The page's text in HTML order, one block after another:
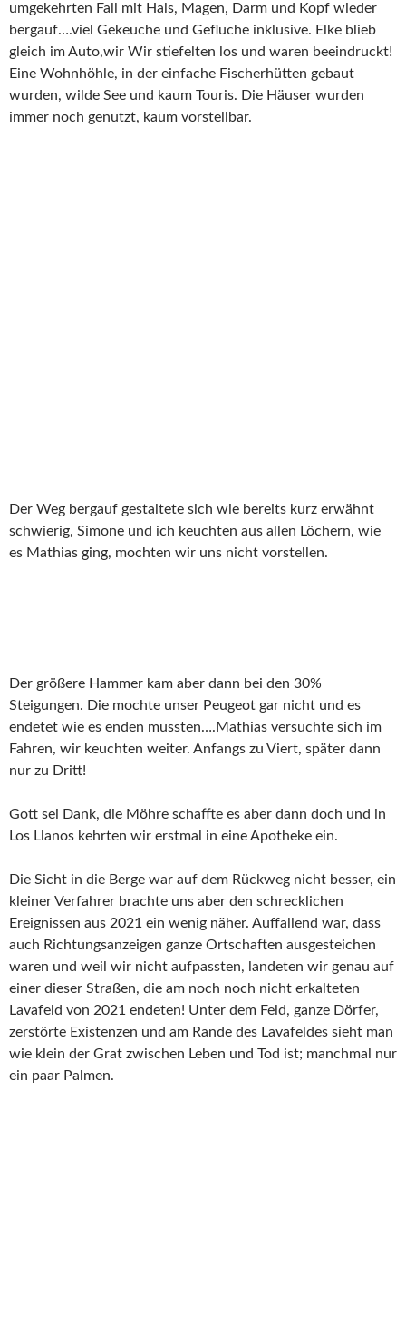
umgekehrten Fall mit Hals, Magen, Darm und Kopf wieder
bergauf….viel Gekeuche und Gefluche inklusive. Elke blieb
gleich im Auto,wir Wir stiefelten los und waren beeindruckt!
Eine Wohnhöhle, in der einfache Fischerhütten gebaut
wurden, wilde See und kaum Touris. Die Häuser wurden
immer noch genutzt, kaum vorstellbar.
Der Weg bergauf gestaltete sich wie bereits kurz erwähnt
schwierig, Simone und ich keuchten aus allen Löchern, wie
es Mathias ging, mochten wir uns nicht vorstellen.
Der größere Hammer kam aber dann bei den 30%
Steigungen. Die mochte unser Peugeot gar nicht und es
endetet wie es enden mussten….Mathias versuchte sich im
Fahren, wir keuchten weiter. Anfangs zu Viert, später dann
nur zu Dritt!
Gott sei Dank, die Möhre schaffte es aber dann doch und in
Los Llanos kehrten wir erstmal in eine Apotheke ein.
Die Sicht in die Berge war auf dem Rückweg nicht besser, ein
kleiner Verfahrer brachte uns aber den schrecklichen
Ereignissen aus 2021 ein wenig näher. Auffallend war, dass
auch Richtungsanzeigen ganze Ortschaften ausgesteichen
waren und weil wir nicht aufpassten, landeten wir genau auf
einer dieser Straßen, die am noch noch nicht erkalteten
Lavafeld von 2021 endeten! Unter dem Feld, ganze Dörfer,
zerstörte Existenzen und am Rande des Lavafeldes sieht man
wie klein der Grat zwischen Leben und Tod ist; manchmal nur
ein paar Palmen.